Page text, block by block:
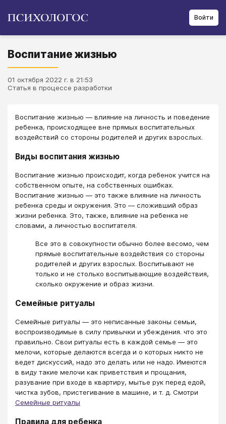
Войти
Воспитание жизнью
01 октября 2022 г. в 21:53
Статья в процессе разработки
Воспитание жизнью — влияние на личность и поведение
ребенка, происходящее вне прямых воспитательных
воздействий со стороны родителей и других взрослых.
Виды воспитания жизнью
Воспитание жизнью происходит, когда ребенок учится на
собственном опыте, на собственных ошибках.
Воспитание жизнью — это также влияние на личность
ребенка среды и окружения. Это — сложивший образ
жизни ребенка. Это, также, влияние на ребенка не
словами, а личностью воспитателя.
Все это в совокупности обычно более весомо, чем
прямые воспитательные воздействия со стороны
родителей и других взрослых. Воспитывают не
только и не столько воспитывающие воздействия,
сколько окружение и образ жизни.
Семейные ритуалы
Семейные ритуалы — это неписанные законы семьи,
воспроизводимые в силу привычки и убеждения. что это
правильно. Свои ритуалы есть в каждой семье — это
мелочи, которые делаются всегда и о которых никто не
ведет дискуссий, надо это делать или не надо. Имеются
в виду такие мелочи как приветствия и прощания,
разувание при входе в квартиру, мытье рук перед едой,
чистка зубов, пристегивание в машине, и т. д. Смотри
Семейные ритуалы
Правила для ребенка